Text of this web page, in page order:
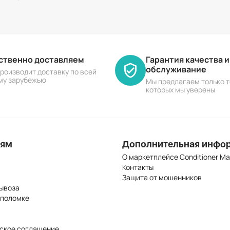
доставляем
доставку по всей
зарубежью
Гарантия качества
обслуживание
Мы предлагаем только
которых мы уверены
Дополнительная
О маркетплейсе Conditioner
Контакты
Защита от мошенников